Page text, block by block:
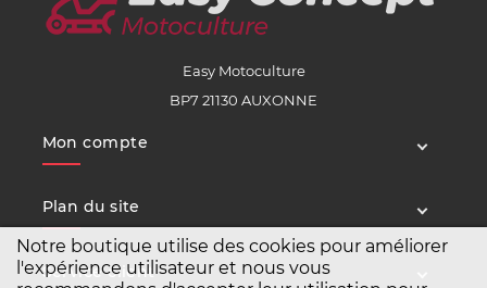
Notre boutique utilise des cookies pour améliorer
l'expérience utilisateur et nous vous
Easy Motoculture
BP7 21130 AUXONNE
Mon compte
Plan du site
Service client